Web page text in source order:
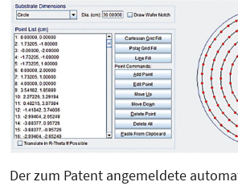
Der zum Patent angemeldete